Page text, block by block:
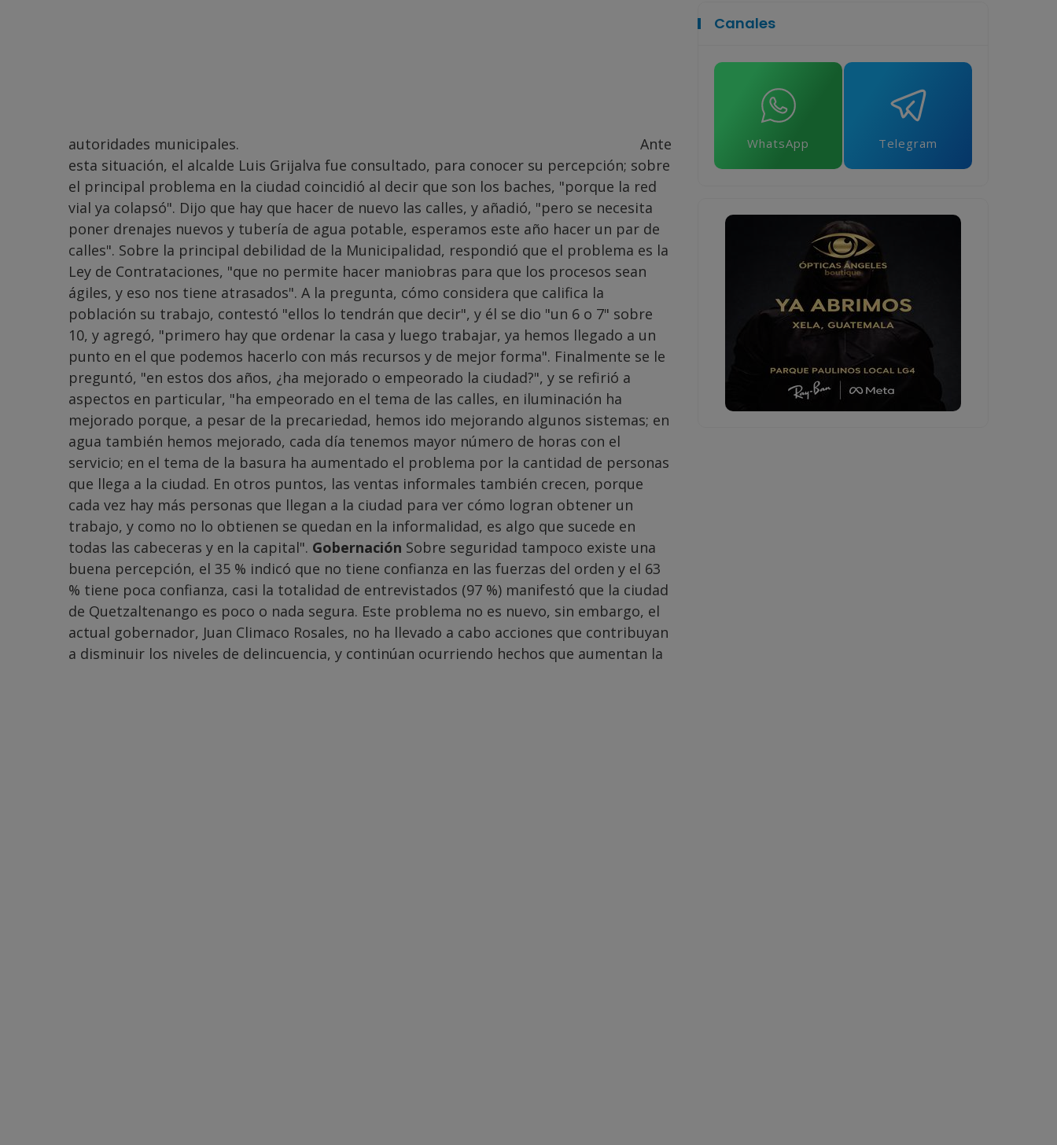
autoridades municipales.
Ante
esta situación, el alcalde Luis Grijalva fue consultado, para conocer su percepción; sobre
el principal problema en la ciudad coincidió al decir que son los baches, "porque la red
vial ya colapsó". Dijo que hay que hacer de nuevo las calles, y añadió, "pero se necesita
poner drenajes nuevos y tubería de agua potable, esperamos este año hacer un par de
calles". Sobre la principal debilidad de la Municipalidad, respondió que el problema es la
Ley de Contrataciones, "que no permite hacer maniobras para que los procesos sean
ágiles, y eso nos tiene atrasados". A la pregunta, cómo considera que califica la
población su trabajo, contestó "ellos lo tendrán que decir", y él se dio "un 6 o 7" sobre
10, y agregó, "primero hay que ordenar la casa y luego trabajar, ya hemos llegado a un
punto en el que podemos hacerlo con más recursos y de mejor forma". Finalmente se le
preguntó, "en estos dos años, ¿ha mejorado o empeorado la ciudad?", y se refirió a
aspectos en particular, "ha empeorado en el tema de las calles, en iluminación ha
mejorado porque, a pesar de la precariedad, hemos ido mejorando algunos sistemas; en
agua también hemos mejorado, cada día tenemos mayor número de horas con el
servicio; en el tema de la basura ha aumentado el problema por la cantidad de personas
que llega a la ciudad. En otros puntos, las ventas informales también crecen, porque
cada vez hay más personas que llegan a la ciudad para ver cómo logran obtener un
trabajo, y como no lo obtienen se quedan en la informalidad, es algo que sucede en
todas las cabeceras y en la capital". Gobernación Sobre seguridad tampoco existe una
buena percepción, el 35 % indicó que no tiene confianza en las fuerzas del orden y el 63
% tiene poca confianza, casi la totalidad de entrevistados (97 %) manifestó que la ciudad
de Quetzaltenango es poco o nada segura. Este problema no es nuevo, sin embargo, el
actual gobernador, Juan Climaco Rosales, no ha llevado a cabo acciones que contribuyan
a disminuir los niveles de delincuencia, y continúan ocurriendo hechos que aumentan la
Canales
WhatsApp Telegram